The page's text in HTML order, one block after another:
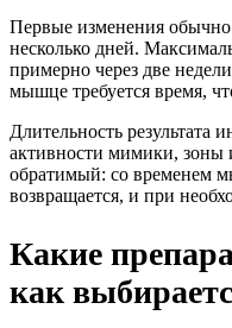
Первые изменения обычно
несколько дней.
примерно через две
мышце требуется время,
Длительность результата
активности мимики,
обратимый: со временем
возвращается, и при
Какие
как